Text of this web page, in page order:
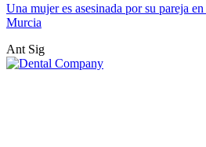
Una mujer es asesinada por su pareja
Murcia
Ant Sig